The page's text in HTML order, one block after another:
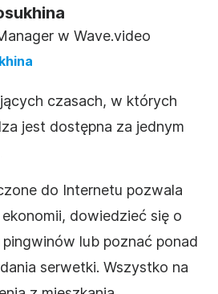
w Wave.video
czasach, w których
jest dostępna za jednym
do Internetu pozwala
dowiedzieć się o
lub poznać ponad
serwetki. Wszystko na